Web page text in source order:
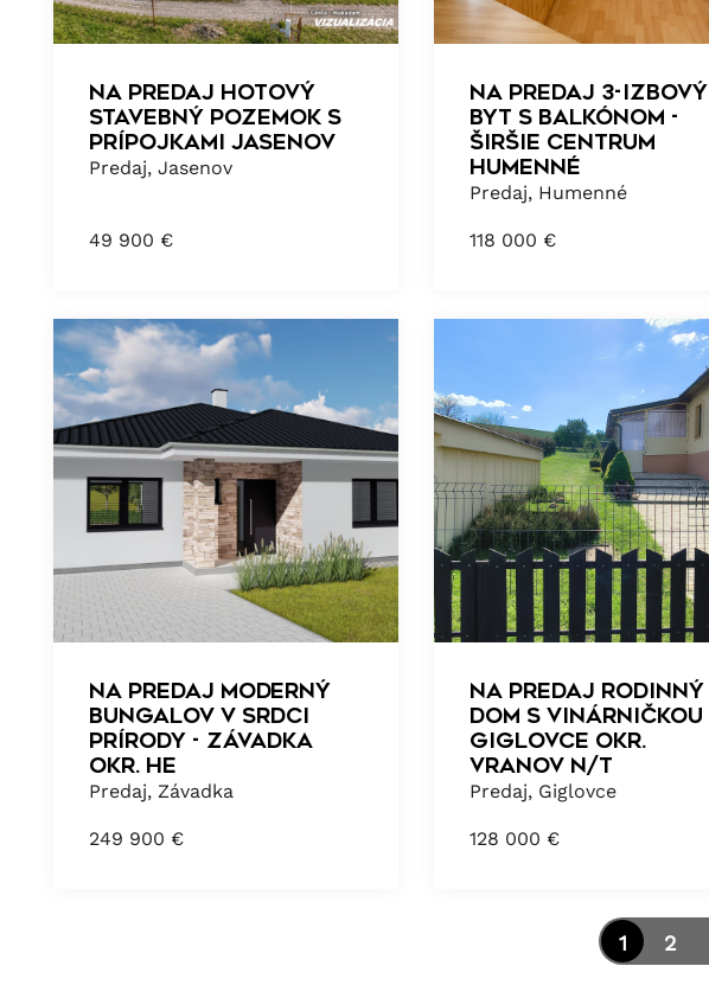
NA PREDAJ HOTOVÝ
STAVEBNÝ POZEMOK S
PRÍPOJKAMI JASENOV
Predaj, Jasenov
49 900 €
NA PREDAJ 3-izbový
byt s balkónom -
ŠIRŠIE CENTRUM
HUMENNÉ
Predaj, Humenné
118 000 €
NA PREDAJ MODERNÝ
BUNGALOV V SRDCI
PRÍRODY - ZÁVADKA
okr. HE
Predaj, Závadka
249 900 €
NA PREDAJ RODINNÝ
DOM S VINÁRNIČKOU
GIGLOVCE okr.
VRANOV n/T
Predaj, Giglovce
128 000 €
1 2